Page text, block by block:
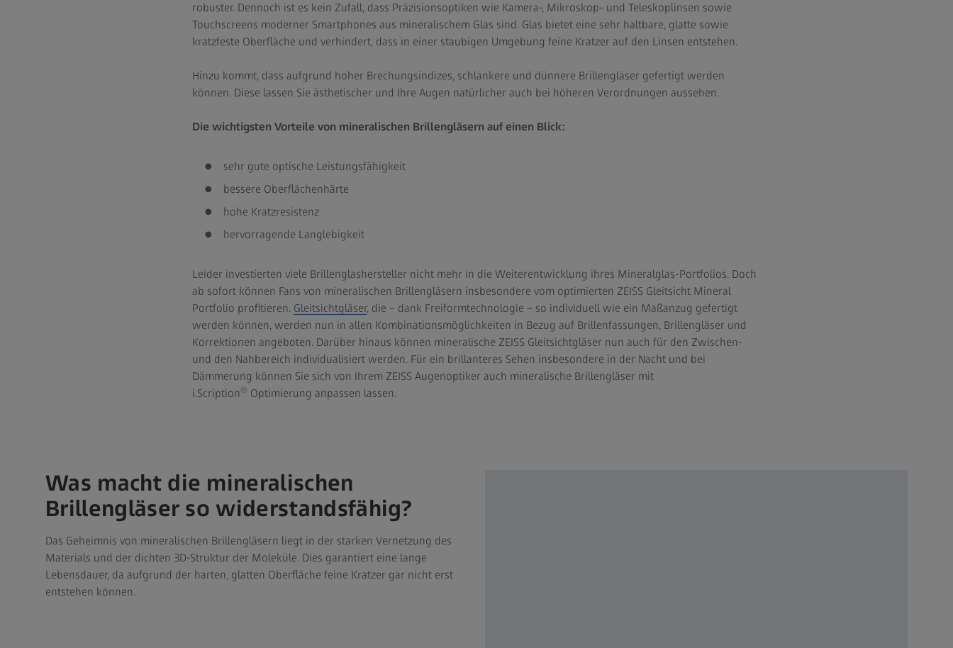
robuster. Dennoch ist es kein Zufall, dass Präzisionsoptiken wie Kamera-, Mikroskop- und Teleskoplinsen sowie
Touchscreens moderner Smartphones aus mineralischem Glas sind. Glas bietet eine sehr haltbare, glatte sowie
kratzfeste Oberfläche und verhindert, dass in einer staubigen Umgebung feine Kratzer auf den Linsen entstehen.
Hinzu kommt, dass aufgrund hoher Brechungsindizes, schlankere und dünnere Brillengläser gefertigt werden
können. Diese lassen Sie ästhetischer und Ihre Augen natürlicher auch bei höheren Verordnungen aussehen.
Die wichtigsten Vorteile von mineralischen Brillengläsern auf einen Blick:
sehr gute optische Leistungsfähigkeit
bessere Oberflächenhärte
hohe Kratzresistenz
hervorragende Langlebigkeit
Leider investierten viele Brillenglashersteller nicht mehr in die Weiterentwicklung ihres Mineralglas-Portfolios. Doch
ab sofort können Fans von mineralischen Brillengläsern insbesondere vom optimierten ZEISS Gleitsicht Mineral
Portfolio profitieren. Gleitsichtgläser, die – dank Freiformtechnologie – so individuell wie ein Maßanzug gefertigt
werden können, werden nun in allen Kombinationsmöglichkeiten in Bezug auf Brillenfassungen, Brillengläser und
Korrektionen angeboten. Darüber hinaus können mineralische ZEISS Gleitsichtgläser nun auch für den Zwischen-
und den Nahbereich individualisiert werden. Für ein brillanteres Sehen insbesondere in der Nacht und bei
Dämmerung können Sie sich von Ihrem ZEISS Augenoptiker auch mineralische Brillengläser mit
i.Scription® Optimierung anpassen lassen.
Was macht die mineralischen
Brillengläser so widerstandsfähig?
Das Geheimnis von mineralischen Brillengläsern liegt in der starken Vernetzung des
Materials und der dichten 3D-Struktur der Moleküle. Dies garantiert eine lange
Lebensdauer, da aufgrund der harten, glatten Oberfläche feine Kratzer gar nicht erst
entstehen können.